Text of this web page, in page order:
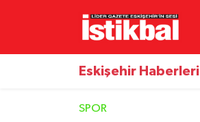
Eskişehir Haberleri
SPOR
Eskişehirspor
Eskişehir Nöbetçi Eczaneler